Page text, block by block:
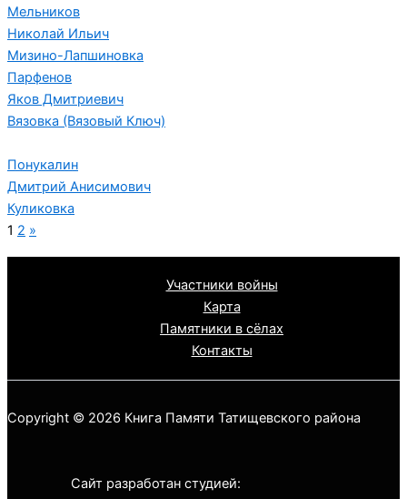
Мельников
Николай Ильич
Мизино-Лапшиновка
Парфенов
Яков Дмитриевич
Вязовка (Вязовый Ключ)
Понукалин
Дмитрий Анисимович
Куликовка
1 2 »
Участники войны
Карта
Памятники в сёлах
Контакты
Copyright © 2026 Книга Памяти Татищевского района
Сайт разработан студией: